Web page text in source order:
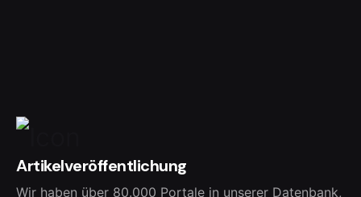
Artikelveröffentlichung
Wir haben über 80.000 Portale in unserer Datenbank,